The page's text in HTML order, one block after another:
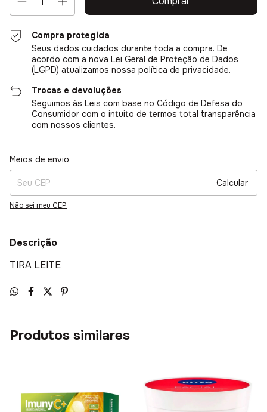
Compra protegida
Seus dados cuidados durante toda a compra. De
acordo com a nova Lei Geral de Proteção de Dados
(LGPD) atualizamos nossa política de privacidade.
Trocas e devoluções
Seguimos às Leis com base no Código de Defesa do
Consumidor com o intuito de termos total transparência
com nossos clientes.
Entregas para o CEP:
Meios de envio
Calcular
Não sei meu CEP
Descrição
TIRA LEITE
Produtos similares